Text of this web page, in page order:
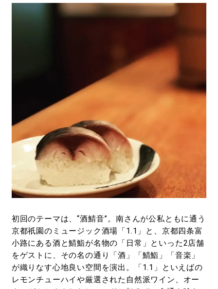
初回のテーマは、“酒鯖音”。南さんが公私ともに通う
京都祇園のミュージック酒場「1.1」と、京都四条富
小路にある酒と鯖鮨が名物の「日常」といった2店舗
をゲストに、その名の通り「酒」「鯖鮨」「音楽」
が織りなす心地良い空間を演出。「1.1」といえばの
レモンチューハイや厳選された自然派ワイン、オー